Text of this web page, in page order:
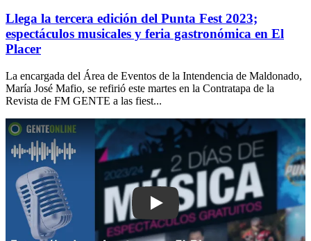
Llega la tercera edición del Punta Fest 2023;
espectáculos musicales y feria gastronómica en El
Placer
La encargada del Área de Eventos de la Intendencia de Maldonado,
María José Mafio, se refirió este martes en la Contratapa de la
Revista de FM GENTE a las fiest...
Play: Este sábado y domingo en El